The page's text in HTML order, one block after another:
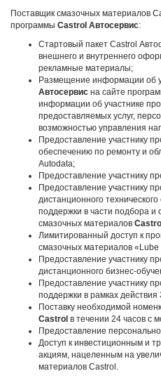
Поставщик смазочных материалов
программы Castrol Автосервис:
Стартовый пакет Castrol
внешнего и внутреннего
рекламные материалы;
Размещение информации об
Автосервис на сайте
информации об участнике
предоставляемых услуг,
возможностью управления
Предоставление участнику
обеспечению по ремонту и
Autodata;
Предоставление участнику
Предоставление участнику
дистанционного
поддержки в части подбора и
смазочных материалов Castrol
Лимитированный доступ к
смазочных материалов
Предоставление участнику
дистанционного бизнес-
Предоставление участнику
поддержки в рамках
Поставку необходимой
Castrol в течении 24 часов с
Предоставление
Доступ к инвестиционным и
акциям, нацеленным на
материалов Castrol.